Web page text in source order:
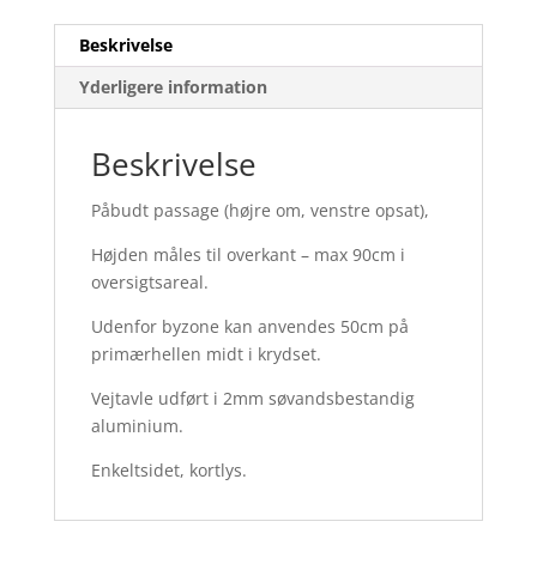
Beskrivelse
Yderligere information
Beskrivelse
Påbudt passage (højre om, venstre opsat),
Højden måles til overkant – max 90cm i
oversigtsareal.
Udenfor byzone kan anvendes 50cm på
primærhellen midt i krydset.
Vejtavle udført i 2mm søvandsbestandig
aluminium.
Enkeltsidet, kortlys.